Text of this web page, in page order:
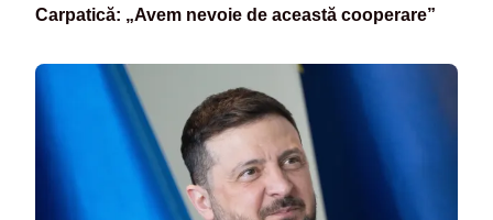
Carpatică: „Avem nevoie de această cooperare”